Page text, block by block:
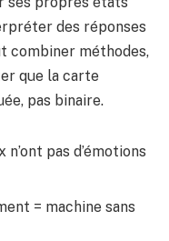
des réponses
combiner méthodes,
que la carte
pas binaire.
n’ont pas d’émotions
= machine sans